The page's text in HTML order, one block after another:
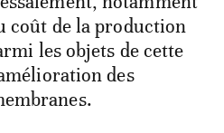
coût de la production
les objets de cette
des